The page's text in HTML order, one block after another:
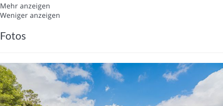
Mehr anzeigen
Weniger anzeigen
Fotos